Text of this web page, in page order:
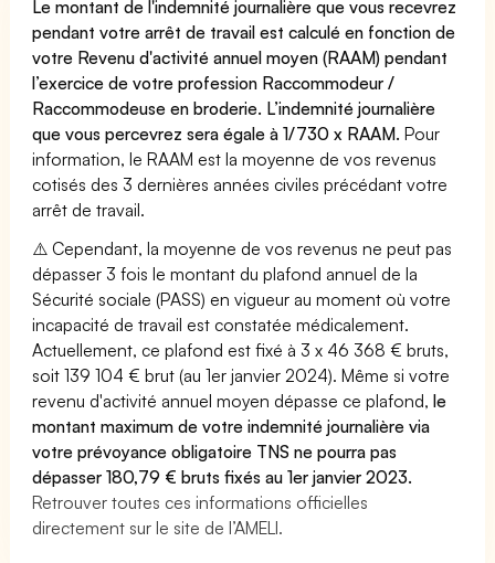
Le montant de l'indemnité journalière que vous recevrez
pendant votre arrêt de travail est calculé en fonction de
votre Revenu d'activité annuel moyen (RAAM) pendant
l’exercice de votre profession Raccommodeur /
Raccommodeuse en broderie. L’indemnité journalière
que vous percevrez sera égale à 1/730 x RAAM. Pour
information, le RAAM est la moyenne de vos revenus
cotisés des 3 dernières années civiles précédant votre
arrêt de travail.
⚠️ Cependant, la moyenne de vos revenus ne peut pas
dépasser 3 fois le montant du plafond annuel de la
Sécurité sociale (PASS) en vigueur au moment où votre
incapacité de travail est constatée médicalement.
Actuellement, ce plafond est fixé à 3 x 46 368 € bruts,
soit 139 104 € brut (au 1er janvier 2024). Même si votre
revenu d'activité annuel moyen dépasse ce plafond,le
montant maximum de votre indemnité journalière via
votre prévoyance obligatoire TNS ne pourra pas
dépasser 180,79 € bruts fixés au 1er janvier 2023.
Retrouver toutes ces informations officielles
directement sur le site de l’AMELI.